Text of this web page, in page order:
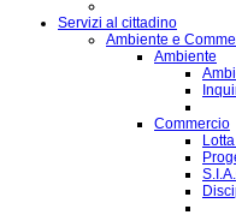
Servizi al cittadino
Ambiente e
Ambiente
Commercio